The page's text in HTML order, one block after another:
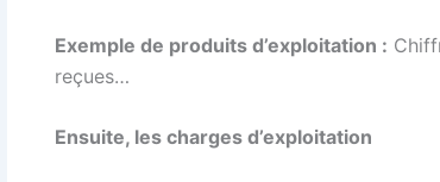
Exemple de produits d’exploitation :
reçues…
Ensuite, les charges d’exploitation